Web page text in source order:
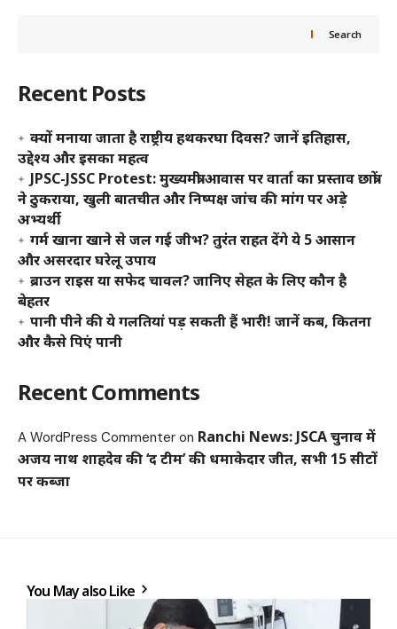
Search
Recent Posts
क्यों मनाया जाता है राष्ट्रीय हथकरघा दिवस? जानें इतिहास,
उद्देश्य और इसका महत्व
JPSC-JSSC Protest: मुख्यमंत्री आवास पर वार्ता का प्रस्ताव छात्रों
ने ठुकराया, खुली बातचीत और निष्पक्ष जांच की मांग पर अड़े
अभ्यर्थी
गर्म खाना खाने से जल गई जीभ? तुरंत राहत देंगे ये 5 आसान
और असरदार घरेलू उपाय
ब्राउन राइस या सफेद चावल? जानिए सेहत के लिए कौन है
बेहतर
पानी पीने की ये गलतियां पड़ सकती हैं भारी! जानें कब, कितना
और कैसे पिएं पानी
Recent Comments
A WordPress Commenter on Ranchi News: JSCA चुनाव में
अजय नाथ शाहदेव की ‘द टीम’ की धमाकेदार जीत, सभी 15 सीटों
पर कब्जा
You May also Like